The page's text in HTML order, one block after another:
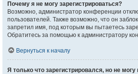
Почему я не могу зарегистрироваться?
Возможно, администратор конференции
пользователей. Также возможно, что он
запретил имя, под которым вы пытаетесь
Обратитесь за помощью к администратору
Вернуться к началу
Я только что зарегистрировался, но не могу